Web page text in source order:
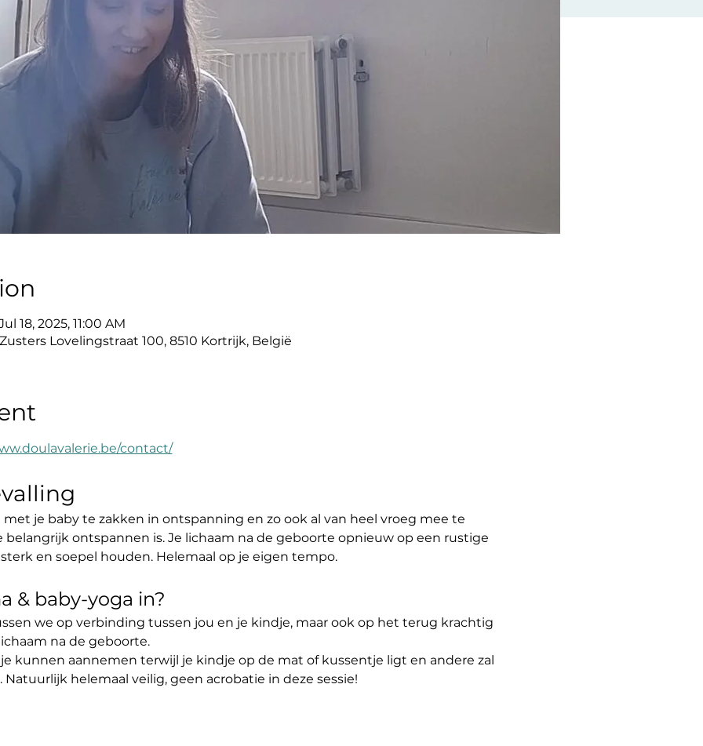
18, 2025, 11:00 AM
Lovelingstraat 100, 8510 Kortrijk, België
contact/
je baby te zakken in ontspanning en zo ook al van heel vroeg mee te
belangrijk ontspannen is. Je lichaam na de geboorte opnieuw op een rustige
en soepel houden. Helemaal op je eigen tempo.
& baby-yoga in?
we op verbinding tussen jou en je kindje, maar ook op het terug krachtig
na de geboorte.
je kunnen aannemen terwijl je kindje op de mat of kussentje ligt en andere zal
helemaal veilig, geen acrobatie in deze sessie!